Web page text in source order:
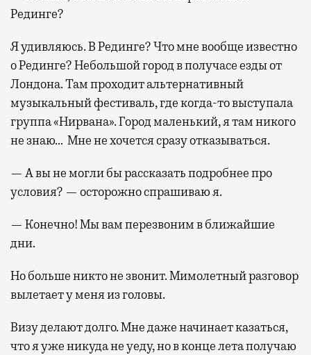
Рединге?
Я удивляюсь. В Рединге? Что мне вообще известно
о Рединге? Небольшой город в получасе езды от
Лондона. Там проходит альтернативный
музыкальный фестиваль, где когда-то выступала
группа «Нирвана». Город маленький, я там никого
не знаю… Мне не хочется сразу отказываться.
— А вы не могли бы рассказать подробнее про
условия? — осторожно спрашиваю я.
— Конечно! Мы вам перезвоним в ближайшие
дни.
Но больше никто не звонит. Мимолетный разговор
вылетает у меня из головы.
Визу делают долго. Мне даже начинает казаться,
что я уже никуда не уеду, но в конце лета получаю